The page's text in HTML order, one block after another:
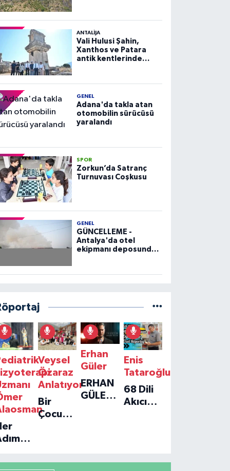
ANTALIJA
Vali Hulusi Şahin,
Xanthos ve Patara
antik kentlerinde
GENEL
Adana'da takla atan
otomobilin sürücüsü
yaralandı
SPOR
Zorkun’da Satranç
Turnuvası Coşkusu
GENEL
GÜNCELLEME -
Antalya'da otel
ekipmanı deposunda
Veysel
Özaraz
Anlatıyor
Bir
Çocuğun
Yolculuğu
Erhan
Güler
ERHAN
GÜLER'IN
Enis
Tataroğlu
68 Dili
Akıcı